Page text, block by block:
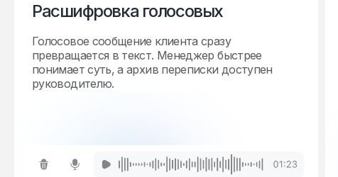
Расшифровка голосовых
Голосовое сообщение клиента сразу
превращается в текст. Менеджер быстрее
понимает суть, а архив переписки доступен
руководителю.